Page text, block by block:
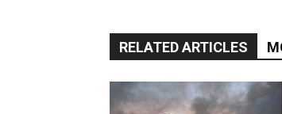
RELATED ARTICLES